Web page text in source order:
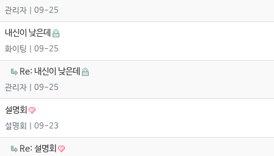
관리자 | 09-25
내신이 낮은데
화이팅 | 09-25
Re: 내신이 낮은데
관리자 | 09-25
설명회
설명회 | 09-23
Re: 설명회